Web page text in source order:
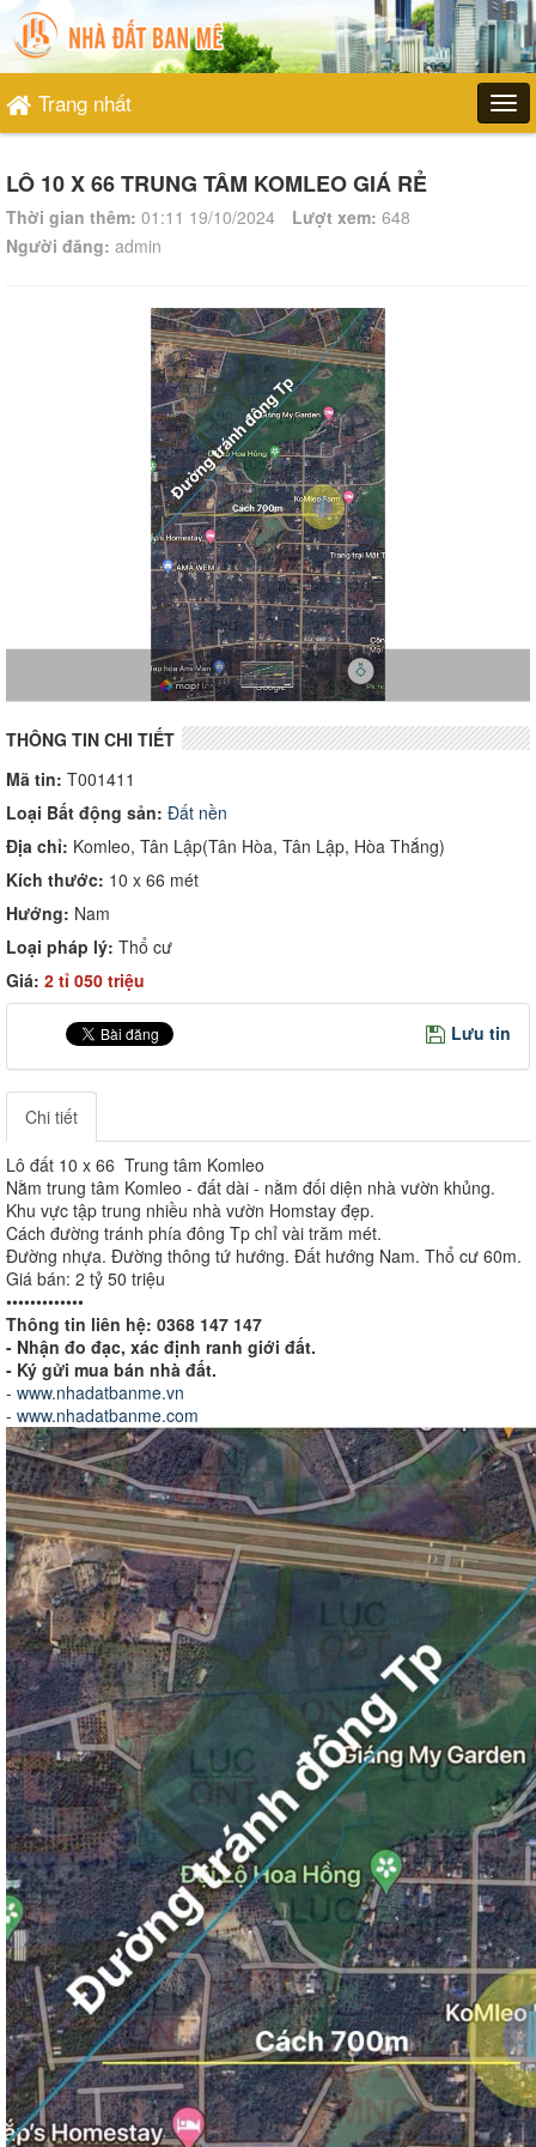
Trang nhất
LÔ 10 X 66 TRUNG TÂM KOMLEO GIÁ RẺ
Thời gian thêm: 01:11 19/10/2024 Lượt xem: 648
Người đăng: admin
THÔNG TIN CHI TIẾT
Mã tin: T001411
Loại Bất động sản: Đất nền
Địa chỉ: Komleo, Tân Lập(Tân Hòa, Tân Lập, Hòa Thắng)
Kích thước: 10 x 66 mét
Hướng: Nam
Loại pháp lý: Thổ cư
Giá: 2 tỉ 050 triệu
Lưu tin
Chi tiết
Lô đất 10 x 66 Trung tâm Komleo
Nằm trung tâm Komleo - đất dài - nằm đối diện nhà vườn khủng.
Khu vực tập trung nhiều nhà vườn Homstay đẹp.
Cách đường tránh phía đông Tp chỉ vài trăm mét.
Đường nhựa. Đường thông tứ hướng. Đất hướng Nam. Thổ cư 60m.
Giá bán: 2 tỷ 50 triệu
•••••••••••••
Thông tin liên hệ: 0368 147 147
- Nhận đo đạc, xác định ranh giới đất.
- Ký gửi mua bán nhà đất.
- www.nhadatbanme.vn
- www.nhadatbanme.com